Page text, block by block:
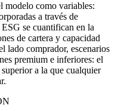
modelo como variables:
a través de
se cuantifican en la
de cartera y capacidad
lado comprador, escenarios
premium e inferiores: el
a la que cualquier